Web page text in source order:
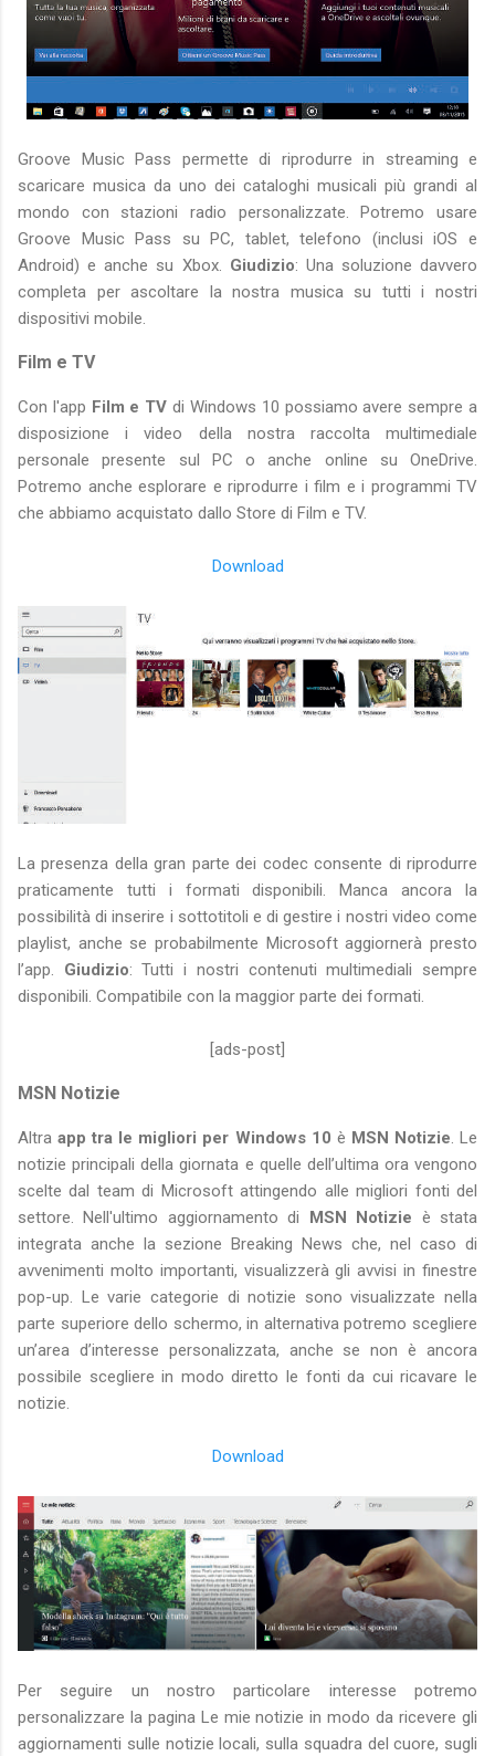
Groove Music Pass permette di riprodurre in streaming e
scaricare musica da uno dei cataloghi musicali più grandi al
mondo con stazioni radio personalizzate. Potremo usare
Groove Music Pass su PC, tablet, telefono (inclusi iOS e
Android) e anche su Xbox. Giudizio: Una soluzione davvero
completa per ascoltare la nostra musica su tutti i nostri
dispositivi mobile.
Film e TV
Con l'app Film e TV di Windows 10 possiamo avere sempre a
disposizione i video della nostra raccolta multimediale
personale presente sul PC o anche online su OneDrive.
Potremo anche esplorare e riprodurre i film e i programmi TV
che abbiamo acquistato dallo Store di Film e TV.
Download
La presenza della gran parte dei codec consente di riprodurre
praticamente tutti i formati disponibili. Manca ancora la
possibilità di inserire i sottotitoli e di gestire i nostri video come
playlist, anche se probabilmente Microsoft aggiornerà presto
l’app. Giudizio: Tutti i nostri contenuti multimediali sempre
disponibili. Compatibile con la maggior parte dei formati.
[ads-post]
MSN Notizie
Altraapp tra le migliori per Windows 10 è MSN Notizie. Le
notizie principali della giornata e quelle dell’ultima ora vengono
scelte dal team di Microsoft attingendo alle migliori fonti del
settore. Nell'ultimo aggiornamento di MSN Notizie è stata
integrata anche la sezione Breaking News che, nel caso di
avvenimenti molto importanti, visualizzerà gli avvisi in finestre
pop-up. Le varie categorie di notizie sono visualizzate nella
parte superiore dello schermo, in alternativa potremo scegliere
un’area d’interesse personalizzata, anche se non è ancora
possibile scegliere in modo diretto le fonti da cui ricavare le
notizie.
Download
Per seguire un nostro particolare interesse potremo
personalizzare la pagina Le mie notizie in modo da ricevere gli
aggiornamenti sulle notizie locali, sulla squadra del cuore, sugli